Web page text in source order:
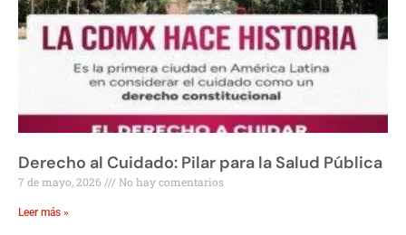
Derecho al Cuidado: Pilar para la Salud Pública
7 de mayo, 2026 No hay comentarios
Leer más »